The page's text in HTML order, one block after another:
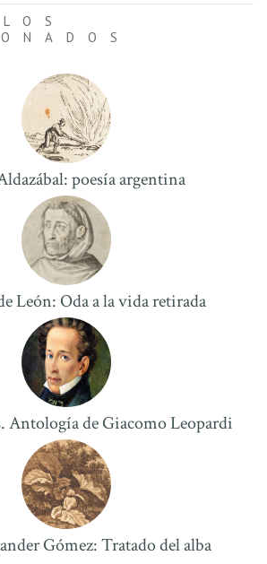
poesí­a argentina
León: Oda a la vida retirada
Antologí­a de Giacomo Leopardi
Gómez: Tratado del alba